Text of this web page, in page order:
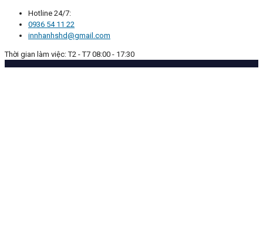
Hotline 24/7:
0936 54 11 22
innhanhshd@gmail.com
Thời gian làm việc: T2 - T7 08:00 - 17:30